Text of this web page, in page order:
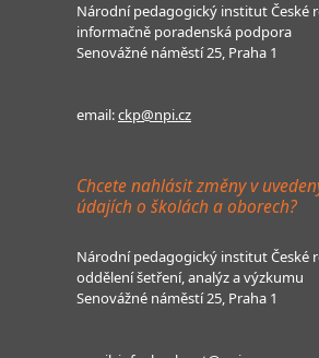
Národní pedagogický institut České
informačně poradenská podpora
Senovážné náměstí 25, Praha 1
email:ckp@npi.cz
Chcete nahlásit změny v
údajích o školách a oborech?
Národní pedagogický institut České
oddělení šetření, analýz a výzkumu
Senovážné náměstí 25, Praha 1